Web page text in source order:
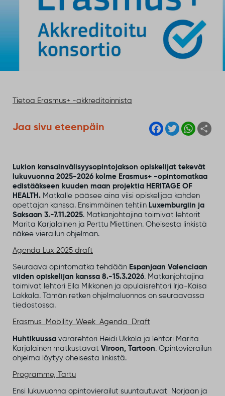
Tietoa Erasmus+ -akkreditoinnista
Jaa sivu eteenpäin
F
a
o
o
k
T
w
e
r
W
h
A
p
p
Lukion kansainvälisyysopintojakson opiskelijat tekevät
lukuvuonna 2025-2026 kolme Erasmus+ -opintomatkaa
edistääkseen kuuden maan projektia HERITAGE OF
HEALTH. Matkalle pääsee aina viisi opiskelijaa kahden
opettajan kanssa. Ensimmäinen tehtiin Luxemburgiin ja
Saksaan 3.-7.11.2025. Matkanjohtajina toimivat lehtorit
Marita Karjalainen ja Perttu Miettinen. Oheisesta linkistä
näkee vierailun ohjelman.
Agenda Lux 2025 draft
Seuraava opintomatka tehdään Espanjaan Valenciaan
viiden opiskelijan kanssa 8.-15.3.2026. Matkanjohtajina
toimivat lehtori Eila Mikkonen ja apulaisrehtori Irja-Kaisa
Lakkala. Tämän retken ohjelmaluonnos on seuraavassa
tiedostossa.
Erasmus_Mobility_Week_Agenda_Draft
Huhtikuussa vararehtori Heidi Ukkola ja lehtori Marita
Karjalainen matkustavat Viroon, Tartoon. Opintovierailun
ohjelma löytyy oheisesta linkistä.
Programme, Tartu
Ensi lukuvuonna opintovierailut suuntautuvat Norjaan ja